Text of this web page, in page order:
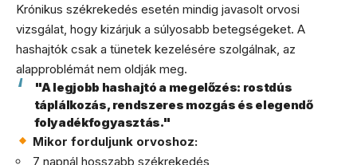
Krónikus székrekedés esetén mindig javasolt orvosi
vizsgálat, hogy kizárjuk a súlyosabb betegségeket. A
hashajtók csak a tünetek kezelésére szolgálnak, az
alapproblémát nem oldják meg.
"A legjobb hashajtó a megelőzés: rostdús
táplálkozás, rendszeres mozgás és elegendő
folyadékfogyasztás."
Mikor forduljunk orvoshoz:
7 napnál hosszabb székrekedés